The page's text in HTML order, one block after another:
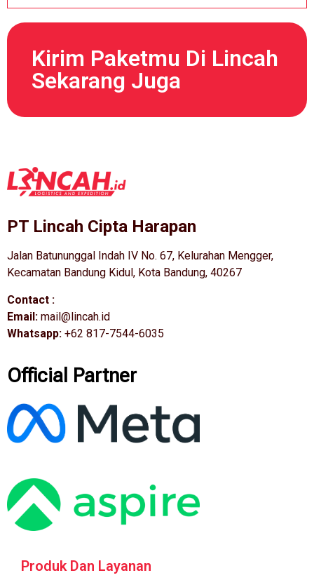
Kirim Paketmu Di Lincah
Sekarang Juga
PT Lincah Cipta Harapan
Jalan Batununggal Indah IV No. 67, Kelurahan Mengger,
Kecamatan Bandung Kidul, Kota Bandung, 40267
Contact :
Email: mail@lincah.id
Whatsapp: +62 817-7544-6035
Official Partner
Produk Dan Layanan